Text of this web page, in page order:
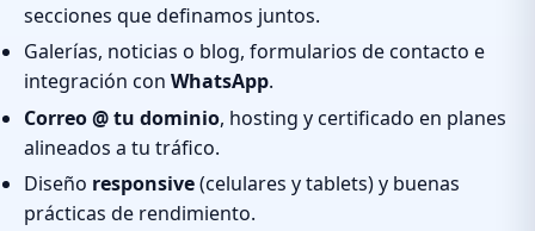
secciones que definamos juntos.
Galerías, noticias o blog, formularios de contacto e
integración con WhatsApp.
Correo @ tu dominio, hosting y certificado en planes
alineados a tu tráfico.
Diseño responsive(celulares y tablets) y buenas
prácticas de rendimiento.